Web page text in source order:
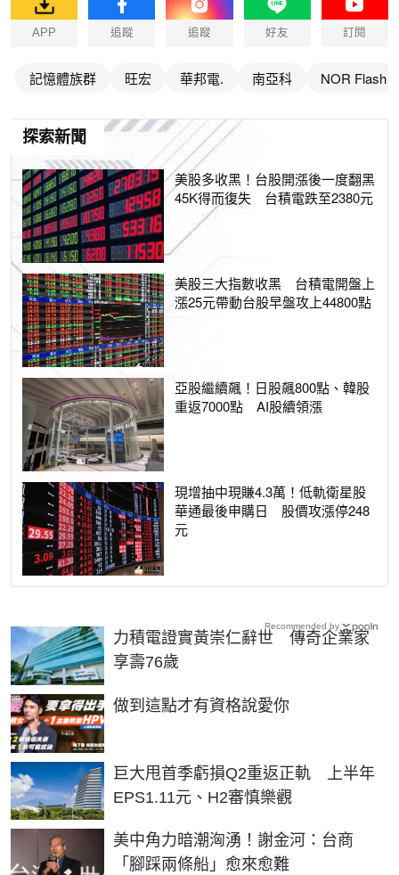
APP 追蹤 追蹤 好友 訂閱
記憶體族群 旺宏 華邦電. 南亞科 NOR Flash
探索新聞
美股多收黑！台股開漲後一度翻黑
45K得而復失 台積電跌至2380元
美股三大指數收黑 台積電開盤上
漲25元帶動台股早盤攻上44800點
亞股繼續飆！日股飆800點、韓股
重返7000點 AI股續領漲
現增抽中現賺4.3萬！低軌衛星股
華通最後申購日 股價攻漲停248
元
力積電證實黃崇仁辭世 傳奇企業家
享壽76歲
做到這點才有資格說愛你
PR
巨大甩首季虧損Q2重返正軌 上半年
EPS1.11元、H2審慎樂觀
美中角力暗潮洶湧！謝金河：台商
「腳踩兩條船」愈來愈難
Recommended by